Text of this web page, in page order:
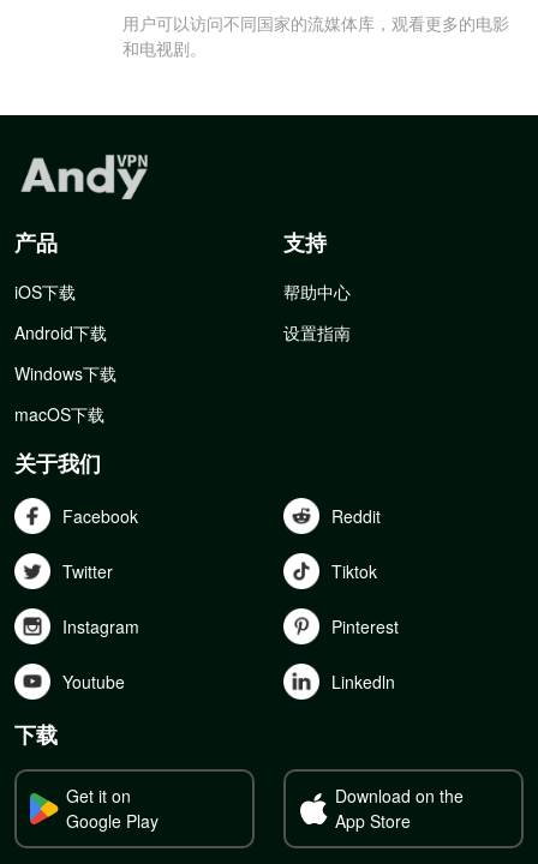
用户可以访问不同国家的流媒体库，观看更多的电影
和电视剧。
产品
iOS下载
Android下载
Windows下载
macOS下载
支持
帮助中心
设置指南
关于我们
Facebook Reddit
Twitter Tiktok
Instagram Pinterest
Youtube Linkedln
下载
Get it on
Google Play
Download on the
App Store